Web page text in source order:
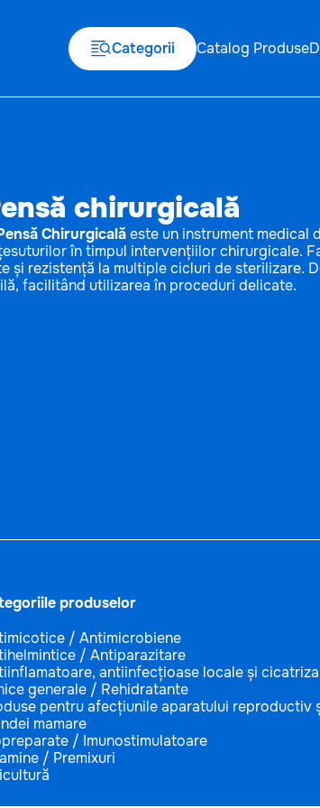
Categorii Catalog Produse
chirurgicală
Chirurgicalăeste un instrument medical
în timpul intervențiilor chirurgicale.
și rezistență la multiple cicluri de sterilizare.
facilitând utilizarea în proceduri delicate.
produselor
/ Antimicrobiene
/ Antiparazitare
antiinfecțioase locale și
generale / Rehidratante
pentru afecțiunile aparatului reproductiv
mamare
/ Imunostimulatoare
/ Premixuri